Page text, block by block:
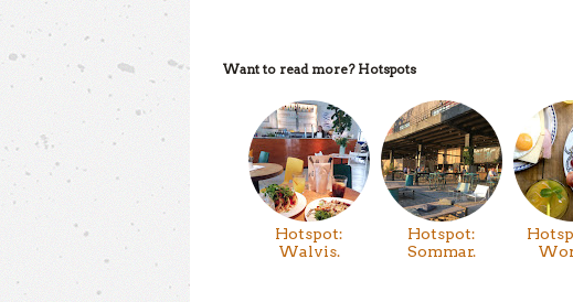
Want to read more? Hotspots
Hotspot:
Walvis.
Hotspot:
Sommar.